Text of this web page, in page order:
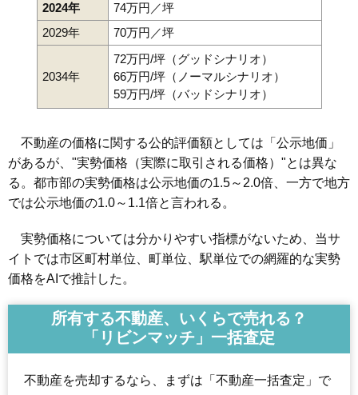
2024年
74万円／坪
2029年
70万円／坪
2034年
72万円/坪（グッドシナリオ）
66万円/坪（ノーマルシナリオ）
59万円/坪（バッドシナリオ）
不動産の価格に関する公的評価額としては「公示地価」
があるが、"実勢価格（実際に取引される価格）"とは異な
る。都市部の実勢価格は公示地価の1.5～2.0倍、一方で地方
では公示地価の1.0～1.1倍と言われる。
実勢価格については分かりやすい指標がないため、当サ
イトでは市区町村単位、町単位、駅単位での網羅的な実勢
価格をAIで推計した。
所有する不動産、いくらで売れる？
「リビンマッチ」一括査定
不動産を売却するなら、まずは「不動産一括査定」で